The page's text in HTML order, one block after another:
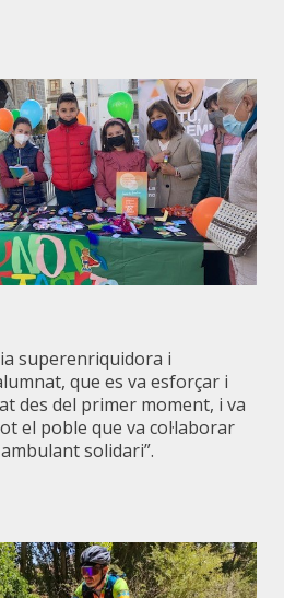
superenriquidora i
que es va esforçar i
des del primer moment, i va
el poble que va col·laborar
solidari”.